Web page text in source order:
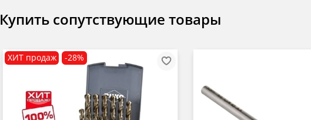
Купить сопутствующие товары
ХИТ продаж -28%